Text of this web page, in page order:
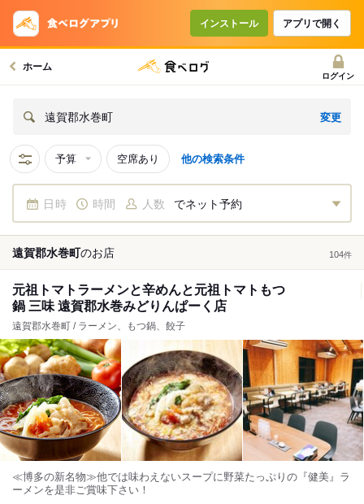
インストール アプリで開く
ホーム
ログイン
遠賀郡水巻町 変更
予算 空席あり 他の検索条件
日時 時間 人数 でネット予約
遠賀郡水巻町のお店 104件
元祖トマトラーメンと辛めんと元祖トマトもつ
鍋 三味 遠賀郡水巻みどりんぱーく店
遠賀郡水巻町 / ラーメン、もつ鍋、餃子
≪博多の新名物≫他では味わえないスープに野菜たっぷりの『健美』ラ
ーメンを是非ご賞味下さい！